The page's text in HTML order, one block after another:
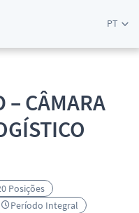
PT
– CÂMARA
Posições
Período Integral